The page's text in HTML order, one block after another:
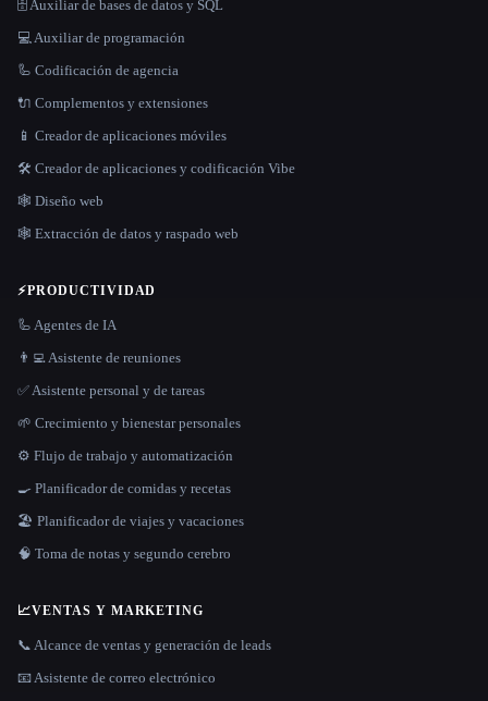
🗄️ Auxiliar de bases de datos y SQL
💻 Auxiliar de programación
🦾 Codificación de agencia
🔌 Complementos y extensiones
📱 Creador de aplicaciones móviles
🛠️ Creador de aplicaciones y codificación Vibe
🕸 Diseño web
🕸️ Extracción de datos y raspado web
⚡PRODUCTIVIDAD
🦾 Agentes de IA
👨‍💻 Asistente de reuniones
✅ Asistente personal y de tareas
🌱 Crecimiento y bienestar personales
⚙️ Flujo de trabajo y automatización
🍳 Planificador de comidas y recetas
🏖 Planificador de viajes y vacaciones
🧠 Toma de notas y segundo cerebro
📈VENTAS Y MARKETING
📞 Alcance de ventas y generación de leads
📧 Asistente de correo electrónico